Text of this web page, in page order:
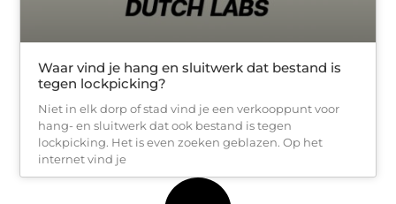
Waar vind je hang en sluitwerk dat bestand is
tegen lockpicking?
Niet in elk dorp of stad vind je een verkooppunt voor
hang- en sluitwerk dat ook bestand is tegen
lockpicking. Het is even zoeken geblazen. Op het
internet vind je